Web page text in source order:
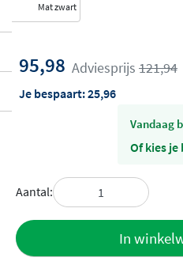
Mat zwart
95,98 Adviesprijs 121,94
Je bespaart:25,96
vandaag
Of kies
Aantal:
In